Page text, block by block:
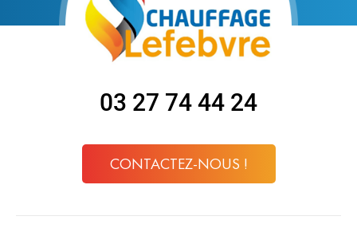
03 27 74 44 24
CONTACTEZ-NOUS !